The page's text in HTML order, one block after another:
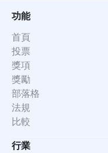
功能
首頁
投票
獎項
獎勵
部落格
法規
比較
行業